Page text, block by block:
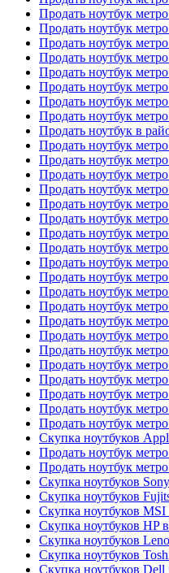
Продать ноутбук
Продать ноутбук
Продать ноутбук
Продать ноутбук
Продать ноутбук
Продать ноутбук
Продать ноутбук
Продать ноутбук
Продать ноутбук в
Продать ноутбук
Продать ноутбук
Продать ноутбук
Продать ноутбук
Продать ноутбук
Продать ноутбук
Продать ноутбук
Продать ноутбук
Продать ноутбук
Продать ноутбук
Продать ноутбук
Продать ноутбук
Продать ноутбук
Продать ноутбук
Продать ноутбук
Продать ноутбук
Продать ноутбук
Продать ноутбук
Продать ноутбук
Продать ноутбук
Скупка ноутбуков
Продать ноутбук
Продать ноутбук
Скупка ноутбуков
Скупка ноутбуков
Скупка ноутбуков
Скупка ноутбуков HP
Скупка ноутбуков
Скупка ноутбуков
Скупка ноутбуков